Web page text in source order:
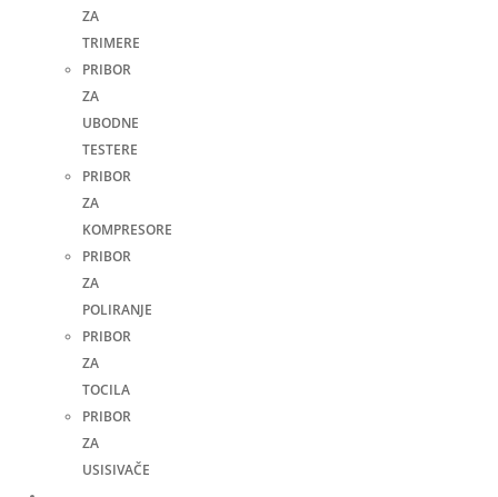
ZA
TRIMERE
PRIBOR
ZA
UBODNE
TESTERE
PRIBOR
ZA
KOMPRESORE
PRIBOR
ZA
POLIRANJE
PRIBOR
ZA
TOCILA
PRIBOR
ZA
USISIVAČE